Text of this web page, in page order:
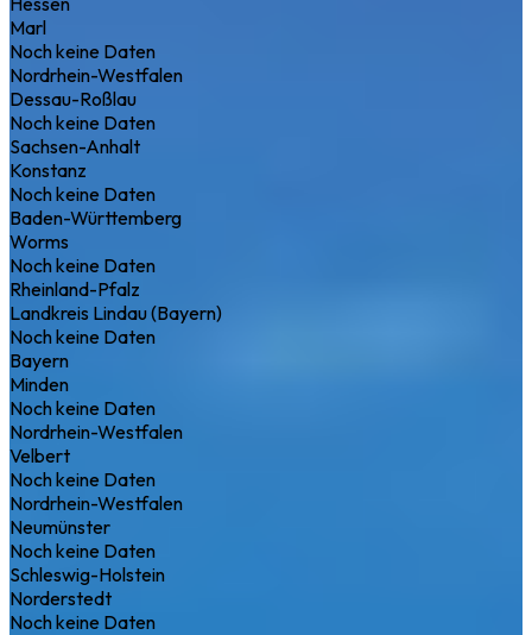
Marl
Noch keine Daten
Nordrhein-Westfalen
Dessau-Roßlau
Noch keine Daten
Sachsen-Anhalt
Konstanz
Noch keine Daten
Baden-Württemberg
Worms
Noch keine Daten
Rheinland-Pfalz
Landkreis Lindau (Bayern)
Noch keine Daten
Bayern
Minden
Noch keine Daten
Nordrhein-Westfalen
Velbert
Noch keine Daten
Nordrhein-Westfalen
Neumünster
Noch keine Daten
Schleswig-Holstein
Norderstedt
Noch keine Daten